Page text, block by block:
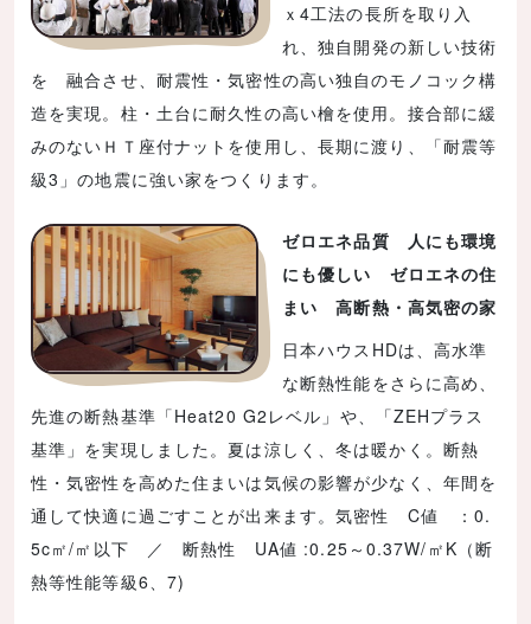
ｘ4工法の長所を取り入
れ、独自開発の新しい技術
を 融合させ、耐震性・気密性の高い独自のモノコック構
造を実現。柱・土台に耐久性の高い檜を使用。接合部に緩
みのないＨＴ座付ナットを使用し、長期に渡り、「耐震等
級3」の地震に強い家をつくります。
ゼロエネ品質 人にも環境
にも優しい ゼロエネの住
まい 高断熱・高気密の家
日本ハウスHDは、高水準
な断熱性能をさらに高め、
先進の断熱基準「Heat20 G2レベル」や、「ZEHプラス
基準」を実現しました。夏は涼しく、冬は暖かく。断熱
性・気密性を高めた住まいは気候の影響が少なく、年間を
通して快適に過ごすことが出来ます。気密性 C値 ：0.
5c㎡/㎡以下 ／ 断熱性 UA値 :0.25～0.37W/㎡K（断
熱等性能等級6、7)